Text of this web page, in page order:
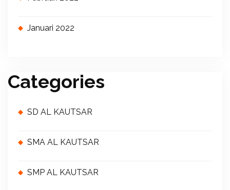
Januari 2022
Categories
SD AL KAUTSAR
SMA AL KAUTSAR
SMP AL KAUTSAR